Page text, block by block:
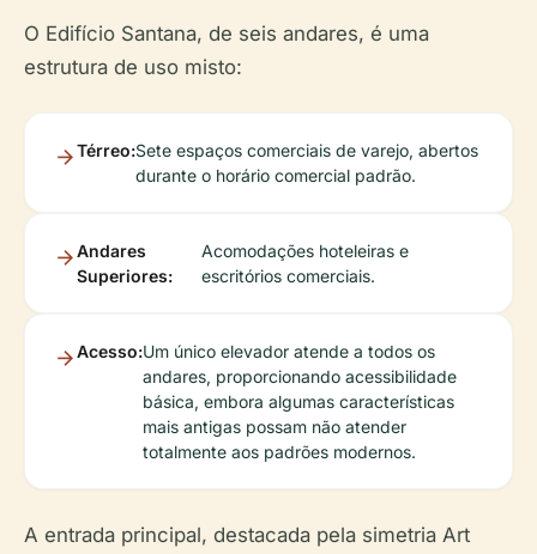
O Edifício Santana, de seis andares, é uma
estrutura de uso misto:
Térreo:Sete espaços comerciais de varejo, abertos
durante o horário comercial padrão.
Andares
Superiores:
Acomodações hoteleiras e
escritórios comerciais.
Acesso:Um único elevador atende a todos os
andares, proporcionando acessibilidade
básica, embora algumas características
mais antigas possam não atender
totalmente aos padrões modernos.
A entrada principal, destacada pela simetria Art